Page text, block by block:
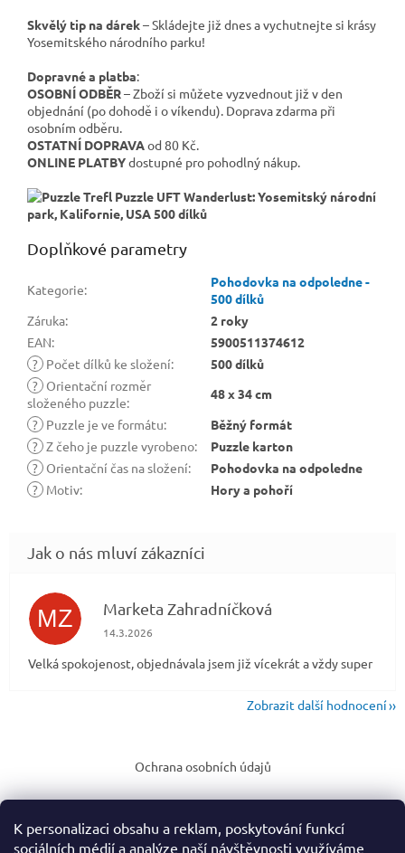
K personalizaci obsahu a reklam, poskytování funkcí
sociálních médií a analýze naší návštěvnosti využíváme
Skvělý tip na dárek– Skládejte již dnes a vychutnejte si krásy
Yosemitského národního parku!
Dopravné a platba:
OSOBNÍ ODBĚR– Zboží si můžete vyzvednout již v den
objednání (po dohodě i o víkendu). Doprava zdarma při
osobním odběru.
OSTATNÍ DOPRAVAod 80 Kč.
ONLINE PLATBYdostupné pro pohodlný nákup.
Doplňkové parametry
Kategorie:
Pohodovka na odpoledne -
500 dílků
Záruka:
2 roky
EAN:
5900511374612
? Počet dílků ke složení:
500 dílků
? Orientační rozměr
složeného puzzle:
48 x 34 cm
? Puzzle je ve formátu:
Běžný formát
? Z čeho je puzzle vyrobeno:
Puzzle karton
? Orientační čas na složení:
Pohodovka na odpoledne
? Motiv: Hory a pohoří
MZ Marketa Zahradníčková
Hodnocení obchodu je 5 z 5 hvězdiček.
14.3.2026
Velká spokojenost, objednávala jsem již vícekrát a vždy super
Zobrazit další hodnocení
a
Ochrana osobních údajů